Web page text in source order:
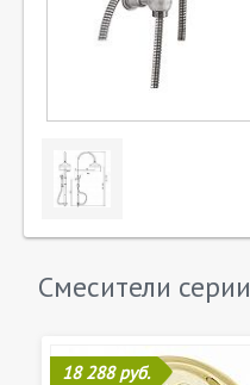
Смесители серии
18 288 руб.